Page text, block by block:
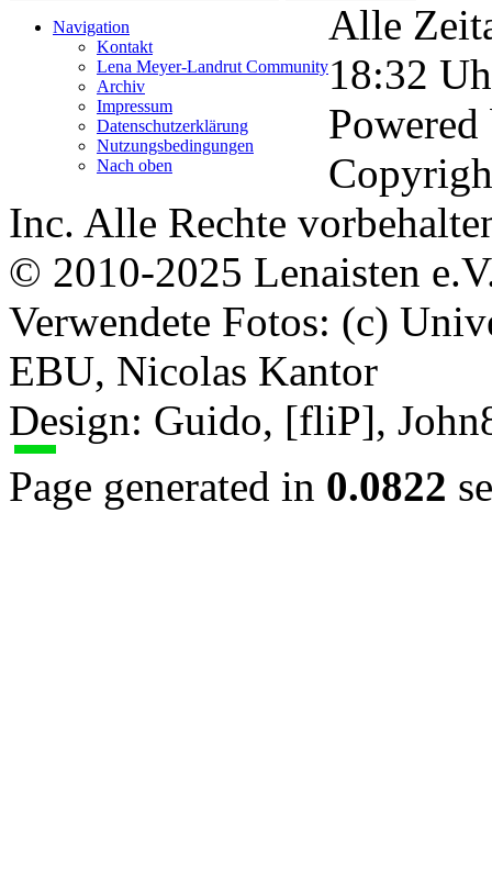
Navigation
Kontakt
Lena Meyer-Landrut Community
Archiv
Impressum
Datenschutzerklärung
Nutzungsbedingungen
Nach oben
Alle
18:32
Inc. Alle Rechte
© 2010-2025 Lenaisten
Verwendete Fotos: (c)
EBU, Nicolas Kantor
Design: Guido, [fliP],
Page generated in 0.0822